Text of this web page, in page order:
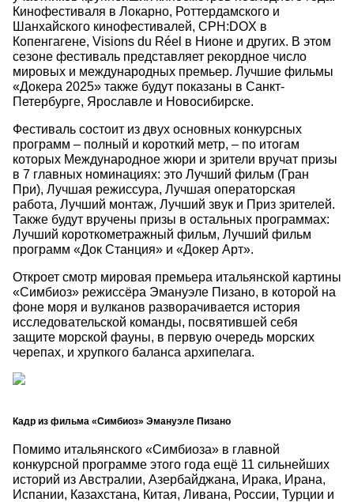
Кинофестиваля в Локарно, Роттердамского и
Шанхайского кинофестивалей, CPH:DOX в
Копенгагене, Visions du Réel в Нионе и других. В этом
сезоне фестиваль представляет рекордное число
мировых и международных премьер. Лучшие фильмы
«Докера 2025» также будут показаны в Санкт-
Петербурге, Ярославле и Новосибирске.
Фестиваль состоит из двух основных конкурсных
программ – полный и короткий метр, – по итогам
которых Международное жюри и зрители вручат призы
в 7 главных номинациях: это Лучший фильм (Гран
При), Лучшая режиссура, Лучшая операторская
работа, Лучший монтаж, Лучший звук и Приз зрителей.
Также будут вручены призы в остальных программах:
Лучший короткометражный фильм, Лучший фильм
программ «Док Станция» и «Докер Арт».
Откроет смотр мировая премьера итальянской картины
«Симбиоз» режиссёра Эмануэле Пизано, в которой на
фоне моря и вулканов разворачивается история
исследовательской команды, посвятившей себя
защите морской фауны, в первую очередь морских
черепах, и хрупкого баланса архипелага.
Кадр из фильма «Симбиоз» Эмануэле Пизано
Помимо итальянского «Симбиоза» в главной
конкурсной программе этого года ещё 11 сильнейших
историй из Австралии, Азербайджана, Ирака, Ирана,
Испании, Казахстана, Китая, Ливана, России, Турции и